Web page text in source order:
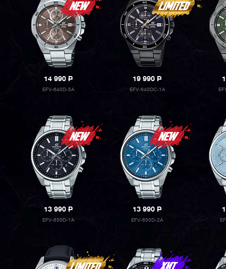
14 990P
EFV-640D-5A
19 990P
EFV-640DC-1A
13 990P
EFV-650D-1A
13 990P
EFV-650D-2A